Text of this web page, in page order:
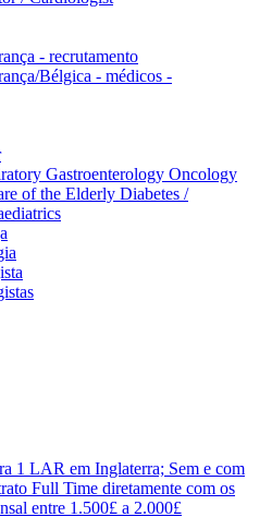
- recrutamento
Bélgica - médicos -
Gastroenterology Oncology
of the Elderly Diabetes /
1 LAR em Inglaterra; Sem e com
Full Time diretamente com os
entre 1.500£ a 2.000£